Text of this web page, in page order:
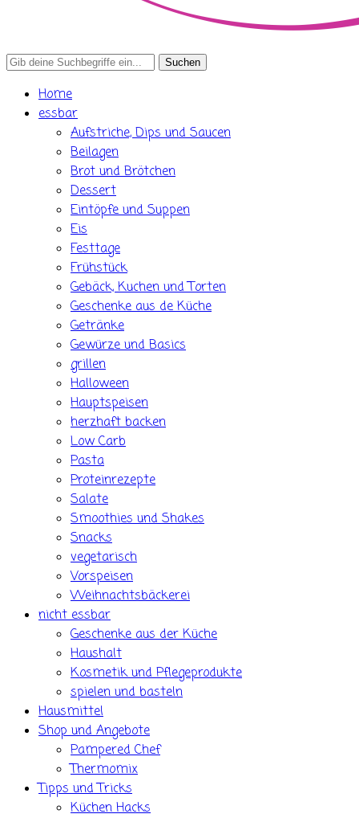
Search
Home
essbar
Aufstriche, Dips und Saucen
Beilagen
Brot und Brötchen
Dessert
Eintöpfe und Suppen
Eis
Festtage
Frühstück
Gebäck, Kuchen und Torten
Geschenke aus de Küche
Getränke
Gewürze und Basics
grillen
Halloween
Hauptspeisen
herzhaft backen
Low Carb
Pasta
Proteinrezepte
Salate
Smoothies und Shakes
Snacks
vegetarisch
Vorspeisen
Weihnachtsbäckerei
nicht essbar
Geschenke aus der Küche
Haushalt
Kosmetik und Pflegeprodukte
spielen und basteln
Hausmittel
Shop und Angebote
Pampered Chef
Thermomix
Tipps und Tricks
Küchen Hacks